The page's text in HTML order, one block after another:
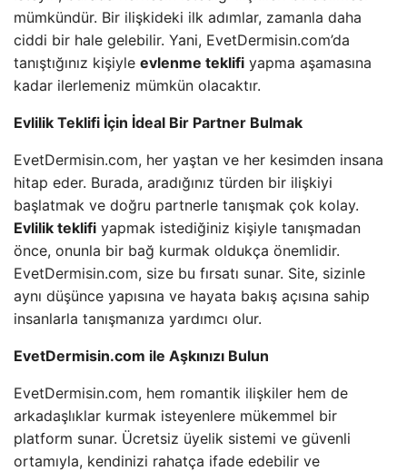
mümkündür. Bir ilişkideki ilk adımlar, zamanla daha
ciddi bir hale gelebilir. Yani, EvetDermisin.com’da
tanıştığınız kişiyle evlenme teklifi yapma aşamasına
kadar ilerlemeniz mümkün olacaktır.
Evlilik Teklifi İçin İdeal Bir Partner Bulmak
EvetDermisin.com, her yaştan ve her kesimden insana
hitap eder. Burada, aradığınız türden bir ilişkiyi
başlatmak ve doğru partnerle tanışmak çok kolay.
Evlilik teklifi yapmak istediğiniz kişiyle tanışmadan
önce, onunla bir bağ kurmak oldukça önemlidir.
EvetDermisin.com, size bu fırsatı sunar. Site, sizinle
aynı düşünce yapısına ve hayata bakış açısına sahip
insanlarla tanışmanıza yardımcı olur.
EvetDermisin.com ile Aşkınızı Bulun
EvetDermisin.com, hem romantik ilişkiler hem de
arkadaşlıklar kurmak isteyenlere mükemmel bir
platform sunar. Ücretsiz üyelik sistemi ve güvenli
ortamıyla, kendinizi rahatça ifade edebilir ve